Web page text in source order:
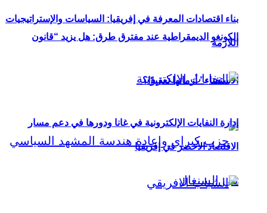
الكونغو الديمقراطية عند مفترق طرق: هل يزيد “قانون
الاستفتاء” أزماتها تعقيدًا؟
بناء اقتصادات المعرفة في إفريقيا: السياسات والإستراتيجيات
اللازمة
إدارة النفايات الإلكترونية في غانا ودورها في دعم مسار
الاقتصاد الأخضر في إفريقيا